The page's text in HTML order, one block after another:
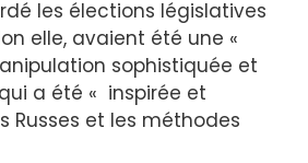
les élections législatives
elle, avaient été une «
sophistiquée et
a été « inspirée et
Russes et les méthodes